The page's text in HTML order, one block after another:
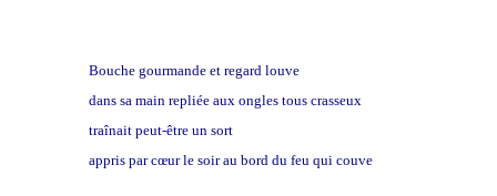
Bouche gourmande et regard louve
dans sa main repliée aux ongles tous crasseux
traînait peut-être un sort
appris par cœur le soir au bord du feu qui couve